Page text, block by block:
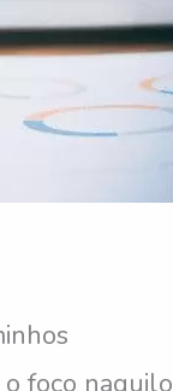
foco naquilo